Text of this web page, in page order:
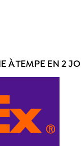
À TEMPE EN 2